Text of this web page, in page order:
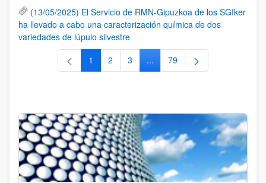
(13/05/2025) El Servicio de RMN-Gipuzkoa de los SGIker
ha llevado a cabo una caracterización química de dos
variedades de lúpulo silvestre
Página
1 Página
2 Página
3 ...Páginas intermedias Use TAB
Página
79